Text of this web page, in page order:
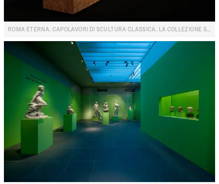
ROMA ETERNA. CAPOLAVORI DI SCULTURA CLASSICA. LA COLLEZIONE SANTARELLI